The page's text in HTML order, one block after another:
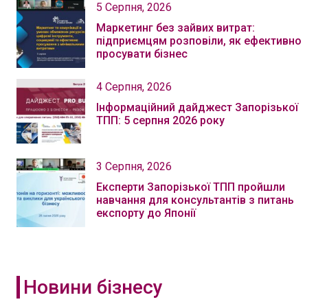
5 Серпня, 2026
Маркетинг без зайвих витрат:
підприємцям розповіли, як ефективно
просувати бізнес
4 Серпня, 2026
Інформаційний дайджест Запорізької
ТПП: 5 серпня 2026 року
3 Серпня, 2026
Експерти Запорізької ТПП пройшли
навчання для консультантів з питань
експорту до Японії
Новини бізнесу